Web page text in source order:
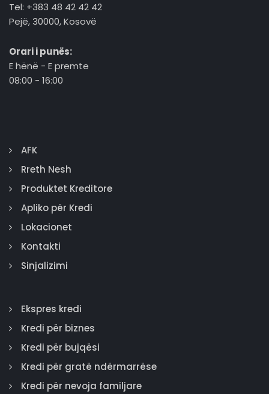
Tel: +383 48 42 42 42
Pejë, 30000, Kosovë
Orari i punës:
E hënë - E premte
08:00 - 16:00
AFK
Rreth Nesh
Produktet Kreditore
Apliko për Kredi
Lokacionet
Kontakti
Sinjalizimi
Ekspres kredi
Kredi për biznes
Kredi për bujqësi
Kredi për gratë ndërmarrëse
Kredi për nevoja familjare